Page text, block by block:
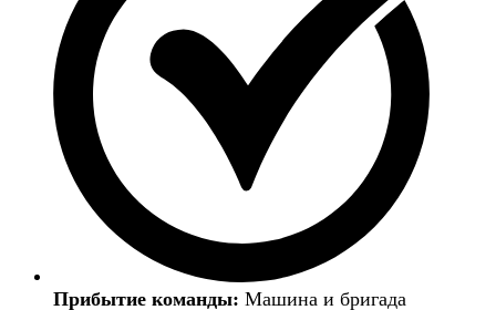
Прибытие команды: Машина и бригада